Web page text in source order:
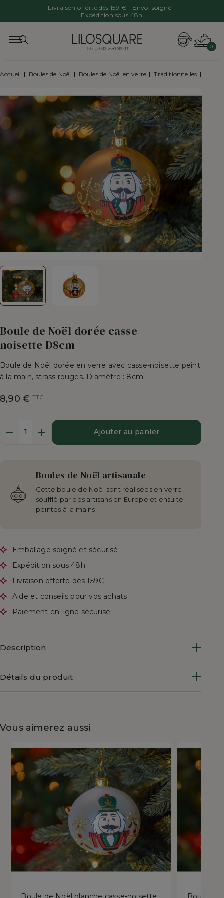
Livraison offerte dès 159 € - Envoi soigné -
Expédition sous 48h
0
Accueil Boules de Noël Boules de Noël en verre Traditionnelles
Boule de Noël dorée casse-
noisette D8cm
Boule de Noël dorée en verre avec casse-noisette peint
à la main, strass rouges. Diamètre : 8cm
8,90 € TTC
Ajouter au panier
Boules de Noël artisanale
Cette boule de Noël sont réalisées en verre
soufflé par des artisans en Europe et ensuite
peintes à la mains.
Emballage soigné et sécurisé
Expédition sous 48h
Livraison offerte dès 159€
Aide et conseils pour vos achats
Paiement en ligne sécurisé
Description
Détails du produit
Vous aimerez aussi